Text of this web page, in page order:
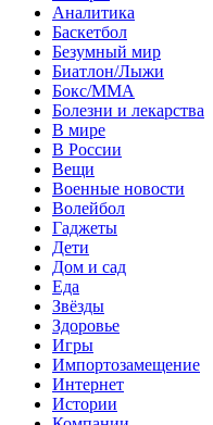
Аналитика
Баскетбол
Безумный мир
Биатлон/Лыжи
Бокс/MMA
Болезни и лекарства
В мире
В России
Вещи
Военные новости
Волейбол
Гаджеты
Дети
Дом и сад
Еда
Звёзды
Здоровье
Игры
Импортозамещение
Интернет
Истории